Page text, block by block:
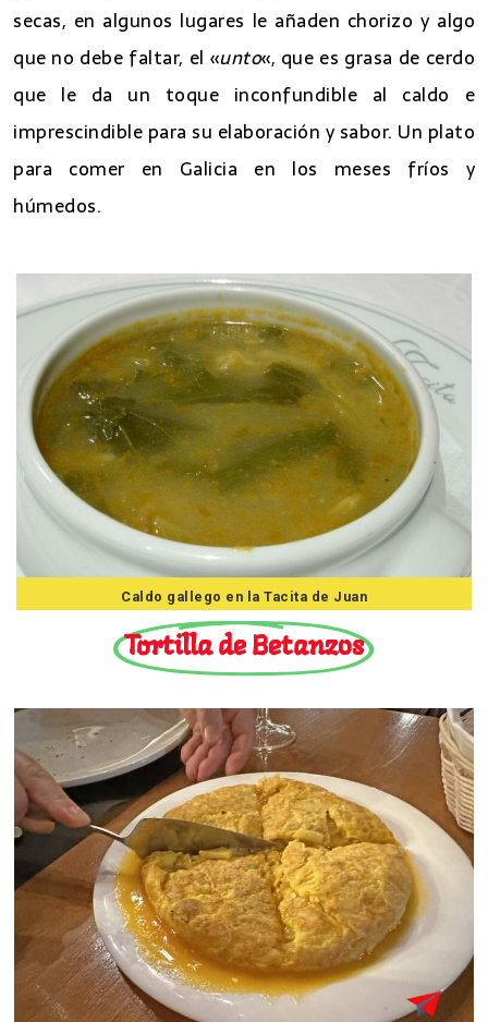
secas, en algunos lugares le añaden chorizo y algo
que no debe faltar, el «unto«, que es grasa de cerdo
que le da un toque inconfundible al caldo e
imprescindible para su elaboración y sabor. Un plato
para comer en Galicia en los meses fríos y
húmedos.
Caldo gallego en la Tacita de Juan
Tortilla de Betanzos